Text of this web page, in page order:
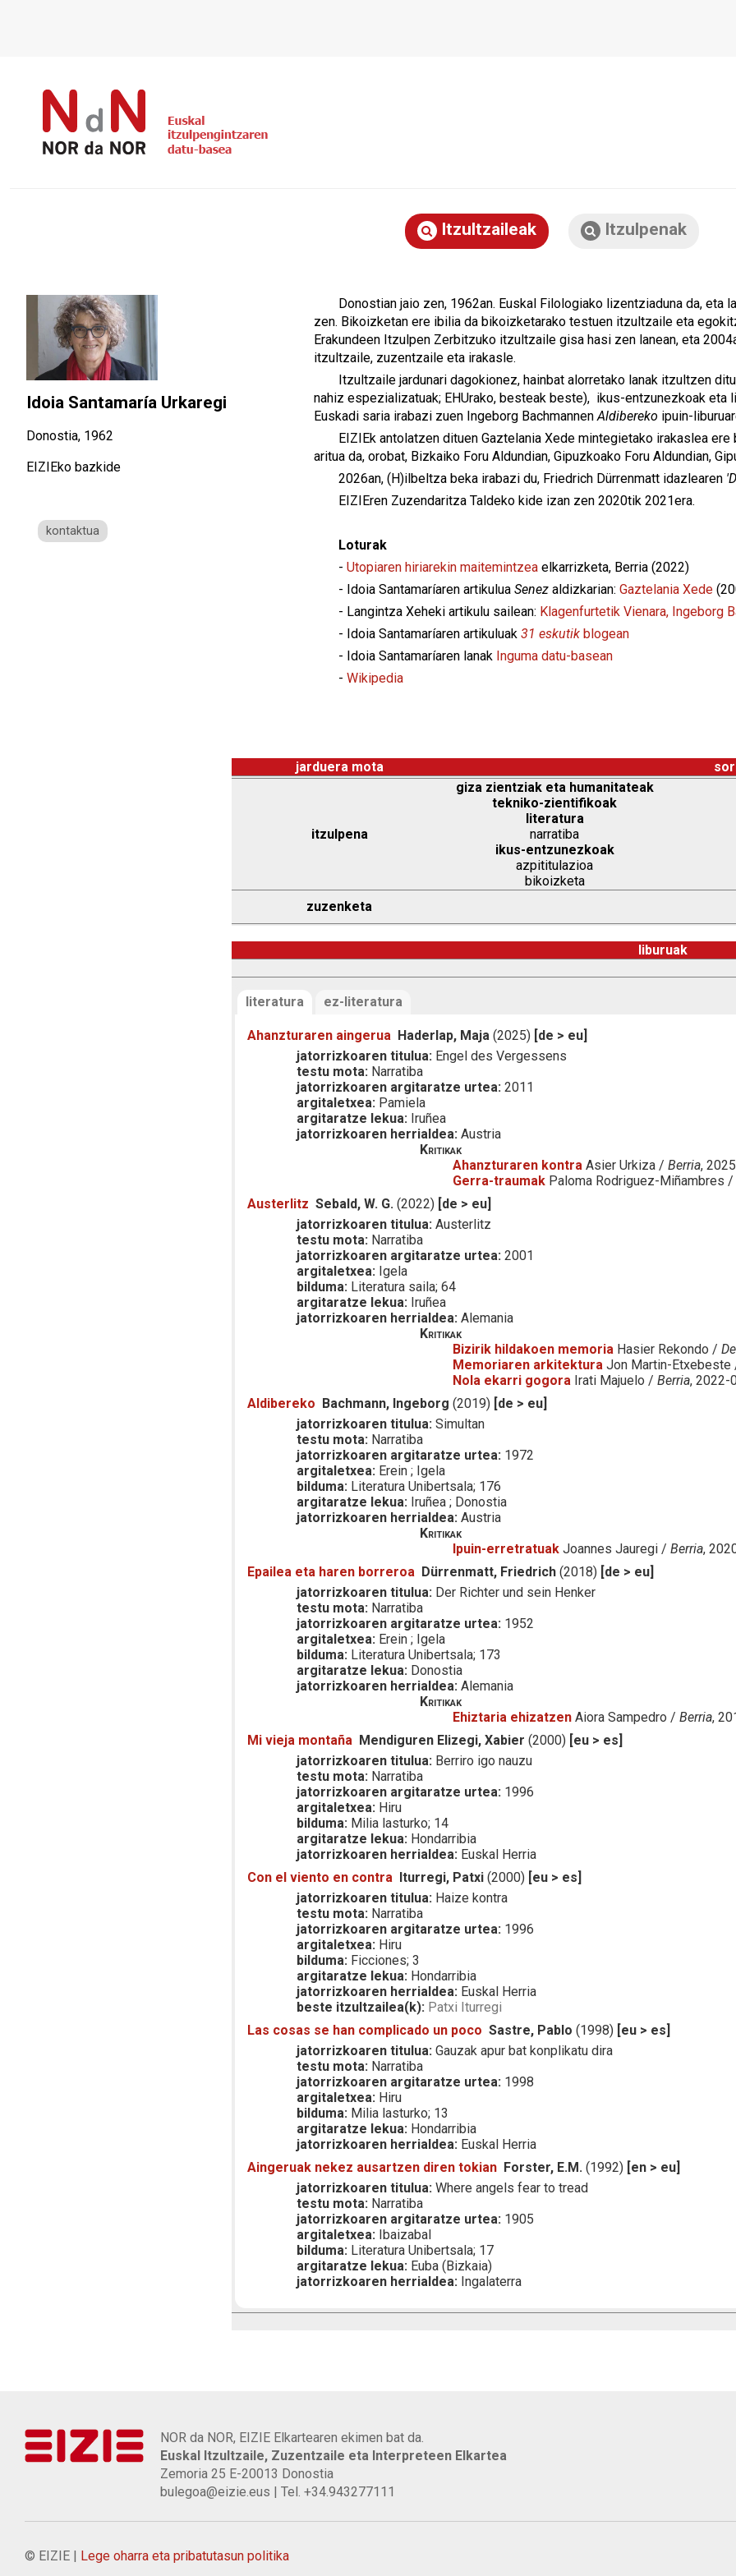
Itzultzaileak Itzulpenak
Idoia Santamaría Urkaregi
Donostia, 1962
EIZIEko bazkide
kontaktua
Donostian jaio zen, 1962an. Euskal Filologiako lizentziaduna da, eta
zen. Bikoizketan ere ibilia da bikoizketarako testuen itzultzaile eta
Erakundeen Itzulpen Zerbitzuko itzultzaile gisa hasi zen lanean, eta
itzultzaile, zuzentzaile eta irakasle.
Itzultzaile jardunari dagokionez, hainbat alorretako lanak itzultzen
nahiz espezializatuak; EHUrako, besteak beste), ikus-entzunezkoak eta
Euskadi saria irabazi zuen Ingeborg BachmannenAldibereko ipuin-
EIZIEk antolatzen dituen Gaztelania Xede mintegietako irakaslea
aritua da, orobat, Bizkaiko Foru Aldundian, Gipuzkoako Foru Aldundian,
2026an, (H)ilbeltza beka irabazi du, Friedrich Dürrenmatt idazlearen
EIZIEren Zuzendaritza Taldeko kide izan zen 2020tik 2021era.
Loturak
- Utopiaren hiriarekin maitemintzea elkarrizketa, Berria (2022)
- Idoia Santamaríaren artikulua Senez aldizkarian: Gaztelania Xede
- Langintza Xeheki artikulu sailean: Klagenfurtetik Vienara, Ingeborg
- Idoia Santamaríaren artikuluak 31 eskutik blogean
- Idoia Santamaríaren lanak Inguma datu-basean
- Wikipedia
jarduera mota
itzulpena
giza zientziak eta humanitateak
tekniko-zientifikoak
literatura
narratiba
ikus-entzunezkoak
azpititulazioa
bikoizketa
zuzenketa
liburuak
literatura ez-literatura
Ahanzturaren aingerua Haderlap, Maja (2025) [de > eu]
jatorrizkoaren titulua: Engel des Vergessens
testu mota: Narratiba
jatorrizkoaren argitaratze urtea: 2011
argitaletxea: Pamiela
argitaratze lekua: Iruñea
jatorrizkoaren herrialdea: Austria
Kritikak
Ahanzturaren kontra Asier Urkiza /Berria,
Gerra-traumak Paloma Rodriguez-Miñambres
Austerlitz Sebald, W. G. (2022) [de > eu]
jatorrizkoaren titulua: Austerlitz
testu mota: Narratiba
jatorrizkoaren argitaratze urtea: 2001
argitaletxea: Igela
bilduma: Literatura saila; 64
argitaratze lekua: Iruñea
jatorrizkoaren herrialdea: Alemania
Kritikak
Bizirik hildakoen memoria Hasier Rekondo /
Memoriaren arkitektura Jon Martin-
Nola ekarri gogora Irati Majuelo /Berria, 2022-
Aldibereko
Bachmann, Ingeborg (2019) [de > eu]
jatorrizkoaren titulua: Simultan
testu mota: Narratiba
jatorrizkoaren argitaratze urtea: 1972
argitaletxea: Erein ; Igela
bilduma: Literatura Unibertsala; 176
argitaratze lekua: Iruñea ; Donostia
jatorrizkoaren herrialdea: Austria
Kritikak
Ipuin-erretratuak Joannes Jauregi /Berria,
Epailea eta haren borreroa Dürrenmatt, Friedrich(2018) [de > eu]
jatorrizkoaren titulua: Der Richter und sein Henker
testu mota: Narratiba
jatorrizkoaren argitaratze urtea: 1952
argitaletxea: Erein ; Igela
bilduma: Literatura Unibertsala; 173
argitaratze lekua: Donostia
jatorrizkoaren herrialdea: Alemania
Kritikak
Ehiztaria ehizatzen Aiora Sampedro /Berria,
Mi vieja montaña Mendiguren Elizegi, Xabier (2000) [eu > es]
jatorrizkoaren titulua: Berriro igo nauzu
testu mota: Narratiba
jatorrizkoaren argitaratze urtea: 1996
argitaletxea: Hiru
bilduma: Milia lasturko; 14
argitaratze lekua: Hondarribia
jatorrizkoaren herrialdea: Euskal Herria
Con el viento en contra
Iturregi, Patxi (2000) [eu > es]
jatorrizkoaren titulua: Haize kontra
testu mota: Narratiba
jatorrizkoaren argitaratze urtea: 1996
argitaletxea: Hiru
bilduma: Ficciones; 3
argitaratze lekua: Hondarribia
jatorrizkoaren herrialdea: Euskal Herria
beste itzultzailea(k): Patxi Iturregi
Las cosas se han complicado un poco Sastre, Pablo (1998) [eu > es]
jatorrizkoaren titulua: Gauzak apur bat konplikatu dira
testu mota: Narratiba
jatorrizkoaren argitaratze urtea: 1998
argitaletxea: Hiru
bilduma: Milia lasturko; 13
argitaratze lekua: Hondarribia
jatorrizkoaren herrialdea: Euskal Herria
Aingeruak nekez ausartzen diren tokian Forster, E.M. (1992) [en > eu]
jatorrizkoaren titulua: Where angels fear to tread
testu mota: Narratiba
jatorrizkoaren argitaratze urtea: 1905
argitaletxea: Ibaizabal
bilduma: Literatura Unibertsala; 17
argitaratze lekua: Euba (Bizkaia)
jatorrizkoaren herrialdea: Ingalaterra
NOR da NOR, EIZIE Elkartearen ekimen bat da.
Euskal Itzultzaile, Zuzentzaile eta Interpreteen Elkartea
Zemoria 25 E-20013 Donostia
bulegoa@eizie.eus | Tel. +34.943277111
© EIZIE | Lege oharra eta pribatutasun politika